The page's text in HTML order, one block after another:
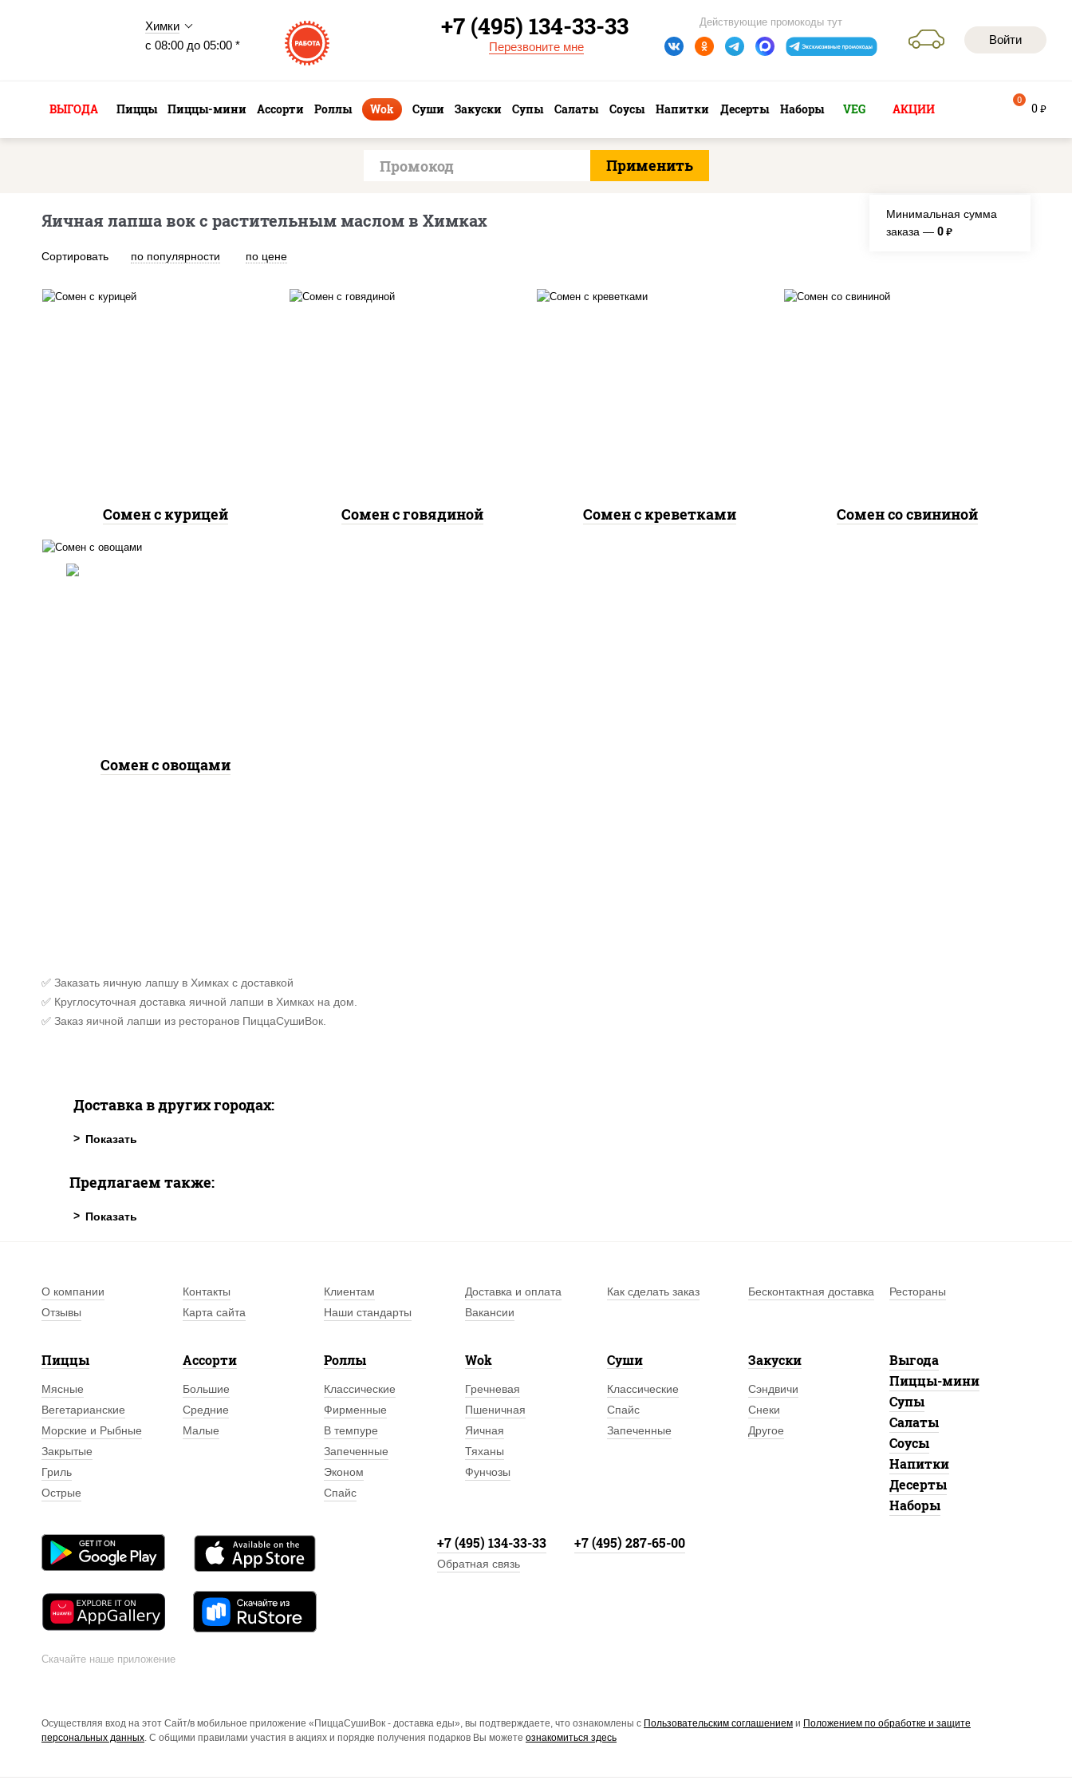
Химки
с 08:00 до 05:00 *
Войти
Действующие промокоды тут
+7 (495) 134-33-33
Перезвоните мне
ВЫГОДА Пиццы Пиццы-мини Ассорти Роллы Wok Суши Закуски Супы Салаты Соусы Напитки Десерты Наборы VEG АКЦИИ 0 руб
0
Яичная лапша вок с растительным маслом в Химках
Сортировать по популярности по цене
Минимальная сумма
заказа — 0 руб.
Сомен с курицей Сомен с говядиной Сомен с креветками Сомен со свининой
Сомен с овощами
✅ Заказать яичную лапшу в Химках с доставкой
✅ Круглосуточная доставка яичной лапши в Химках на дом.
✅ Заказ яичной лапши из ресторанов ПиццаСушиВок.
Доставка в других городах:
Предлагаем также:
О компании Контакты Клиентам Доставка и оплата Как сделать заказ Бесконтактная доставка
Рестораны
Отзывы
Карта сайта Наши стандарты Вакансии
Пиццы
Мясные
Вегетарианские
Морские и Рыбные
Закрытые
Гриль
Острые
Ассорти
Большие
Средние
Малые
Роллы
Классические
Фирменные
В темпуре
Запеченные
Эконом
Спайс
Wok
Гречневая
Пшеничная
Яичная
Тяханы
Фунчозы
Суши
Классические
Спайс
Запеченные
Закуски
Сэндвичи
Снеки
Другое
Выгода
Пиццы-мини
Супы
Салаты
Соусы
Напитки
Десерты
Наборы
Скачайте наше приложение
+7 (495) 134-33-33 +7 (495) 287-65-00
Обратная связь
Осуществляя вход на этот Сайт/в мобильное приложение «ПиццаСушиВок - доставка еды», вы подтверждаете, что ознакомлены с Пользовательским соглашением и Положением по обработке и защите
персональных данных. С общими правилами участия в акциях и порядке получения подарков Вы можете ознакомиться здесь